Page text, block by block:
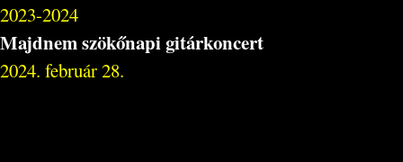
2023-2024
Majdnem szökőnapi gitárkoncert
2024. február 28.